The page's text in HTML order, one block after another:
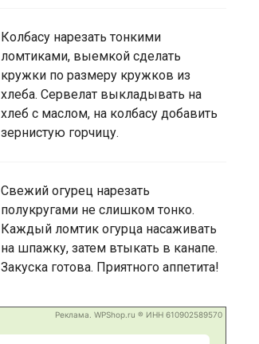
Колбасу нарезать тонкими
ломтиками, выемкой сделать
кружки по размеру кружков из
хлеба. Сервелат выкладывать на
хлеб с маслом, на колбасу добавить
зернистую горчицу.
Свежий огурец нарезать
полукругами не слишком тонко.
Каждый ломтик огурца насаживать
на шпажку, затем втыкать в канапе.
Закуска готова. Приятного аппетита!